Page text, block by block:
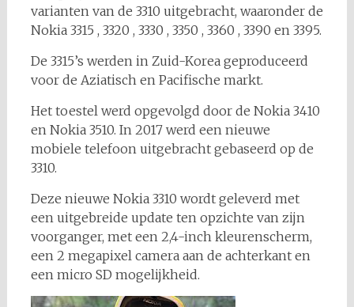
varianten van de 3310 uitgebracht, waaronder de
Nokia 3315 , 3320 , 3330 , 3350 , 3360 , 3390 en 3395.
De 3315’s werden in Zuid-Korea geproduceerd
voor de Aziatisch en Pacifische markt.
Het toestel werd opgevolgd door de Nokia 3410
en Nokia 3510. In 2017 werd een nieuwe
mobiele telefoon uitgebracht gebaseerd op de
3310.
Deze nieuwe Nokia 3310 wordt geleverd met
een uitgebreide update ten opzichte van zijn
voorganger, met een 2,4-inch kleurenscherm,
een 2 megapixel camera aan de achterkant en
een micro SD mogelijkheid.